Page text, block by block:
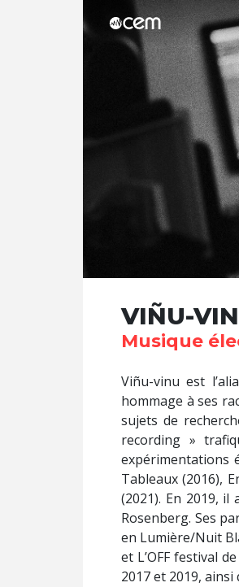
VIÑU-
Musique
Viñu-vinu est
hommage à ses
sujets de
recording »
expérimentations
Tableaux (2016),
(2021). En 2019,
Rosenberg. Ses
en Lumière/Nuit
et L’OFF festival
2017 et 2019,